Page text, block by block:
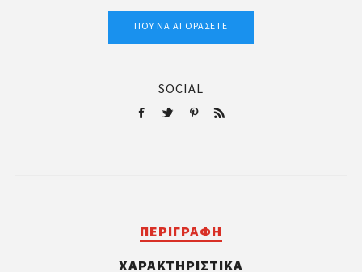
ΠΟΎ ΝΑ ΑΓΟΡΆΣΕΤΕ
SOCIAL
ΠΕΡΙΓΡΑΦΉ
ΧΑΡΑΚΤΗΡΙΣΤΙΚΆ